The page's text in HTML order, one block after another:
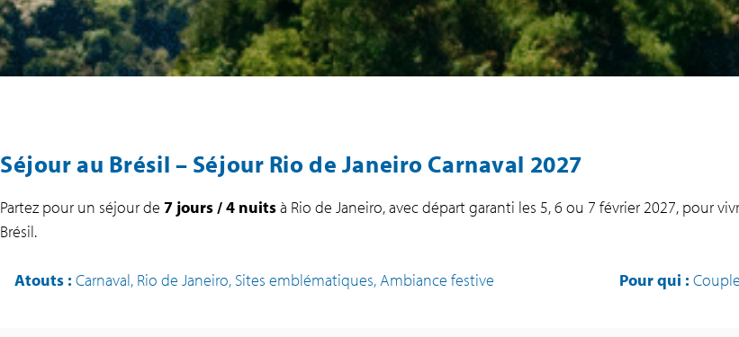
Séjour au Brésil – Séjour Rio de Janeiro Carnaval 2027
Partez pour un séjour de 7 jours / 4 nuitsà Rio de Janeiro, avec départ garanti les 5, 6 ou 7 février 2027, pour
Brésil.
Atouts : Carnaval, Rio de Janeiro, Sites emblématiques, Ambiance festive Pour qui :